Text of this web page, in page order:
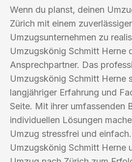
Wenn du planst, deinen
Zürich mit einem
Umzugsunternehmen zu
Umzugskönig Schmitt Herne
Ansprechpartner. Das
Umzugskönig Schmitt Herne
langjähriger Erfahrung und
Seite. Mit ihrer umfassenden
individuellen Lösungen
Umzug stressfrei und
Umzugskönig Schmitt Herne